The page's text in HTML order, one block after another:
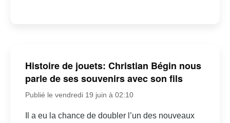
Histoire de jouets: Christian Bégin nous
parle de ses souvenirs avec son fils
Publié le vendredi 19 juin à 02:10
Il a eu la chance de doubler l’un des nouveaux